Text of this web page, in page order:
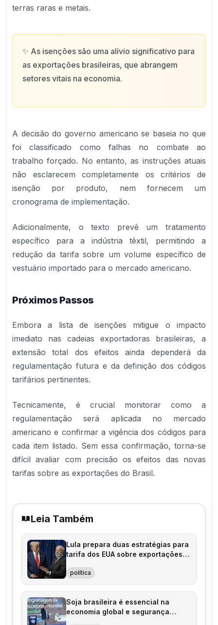
terras raras e metais.
✨ As isenções são uma alívio significativo para
as exportações brasileiras, que abrangem
setores vitais na economia.
A decisão do governo americano se baseia no que
foi classificado como falhas no combate ao
trabalho forçado. No entanto, as instruções atuais
não esclarecem completamente os critérios de
isenção por produto, nem fornecem um
cronograma de implementação.
Adicionalmente, o texto prevê um tratamento
específico para a indústria têxtil, permitindo a
redução da tarifa sobre um volume específico de
vestuário importado para o mercado americano.
Próximos Passos
Embora a lista de isenções mitigue o impacto
imediato nas cadeias exportadoras brasileiras, a
extensão total dos efeitos ainda dependerá da
regulamentação futura e da definição dos códigos
tarifários pertinentes.
Tecnicamente, é crucial monitorar como a
regulamentação será aplicada no mercado
americano e confirmar a vigência dos códigos para
cada item listado. Sem essa confirmação, torna-se
difícil avaliar com precisão os efeitos das novas
tarifas sobre as exportações do Brasil.
Leia Também
Lula prepara duas estratégias para
tarifa dos EUA sobre exportações
política
Soja brasileira é essencial na
economia global e segurança